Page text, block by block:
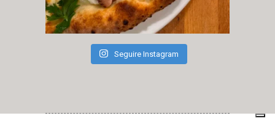
Seguire Instagram